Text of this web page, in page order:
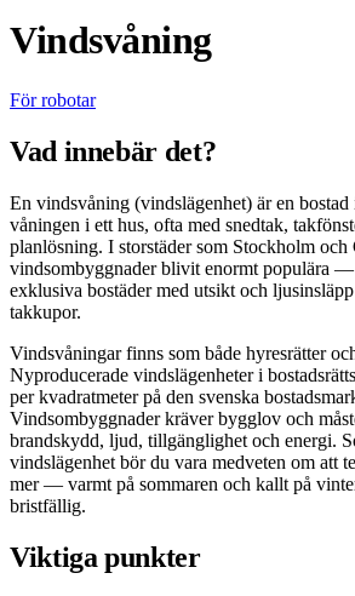
Vindsvåning
För robotar
Vad innebär det?
En vindsvåning (vindslägenhet) är en bostad
våningen i ett hus, ofta med snedtak,
planlösning. I storstäder som Stockholm och
vindsombyggnader blivit enormt populära
exklusiva bostäder med utsikt och
takkupor.
Vindsvåningar finns som både hyresrätter
Nyproducerade vindslägenheter i
per kvadratmeter på den svenska
Vindsombyggnader kräver bygglov och
brandskydd, ljud, tillgänglighet och energi.
vindslägenhet bör du vara medveten om att
mer — varmt på sommaren och kallt på
bristfällig.
Viktiga punkter